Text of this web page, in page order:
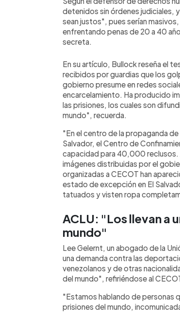
detenidos sin órdenes judiciales,
sean justos", pues serían
enfrentando penas de 20 a 40
secreta.
En su artículo, Bullock reseña el
recibidos por guardias que los
gobierno presume en redes
encarcelamiento. Ha producido
las prisiones, los cuales son
mundo", recuerda.
"En el centro de la propaganda
Salvador, el Centro de
capacidad para 40,000 reclusos.
imágenes distribuidas por el
organizadas a CECOT han
estado de excepción en El
tatuados y visten ropa
ACLU: "Los llevan a
mundo"
Lee Gelernt, un abogado de la
una demanda contra las
venezolanos y de otras
del mundo", refiriéndose al
"Estamos hablando de personas
prisiones del mundo,